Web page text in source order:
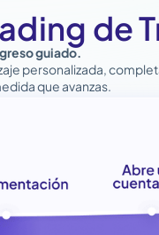
de
guiado.
personalizada,
que avanzas.